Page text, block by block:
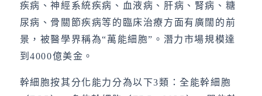
疾病、神經系統疾病、血液病、肝病、腎病、糖
尿病、骨關節疾病等的臨床治療方面有廣闊的前
景，被醫學界稱為“萬能細胞”。潛力市場規模達
到4000億美金。
幹細胞按其分化能力分為以下3類：全能幹細胞